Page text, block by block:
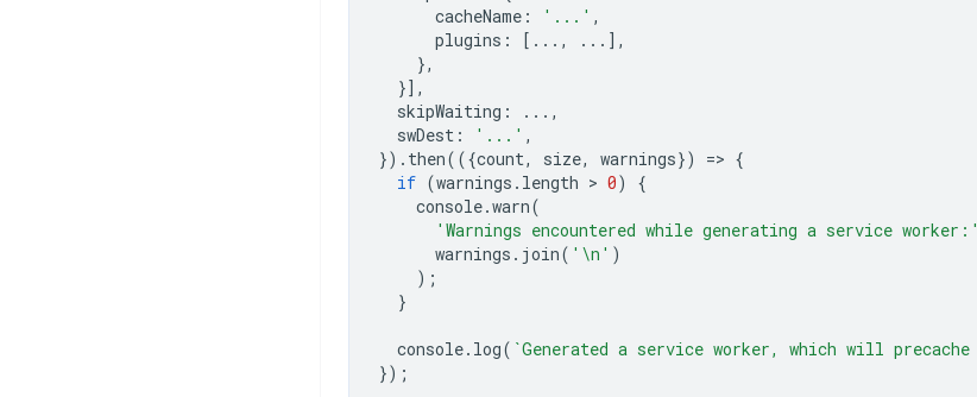
cacheName : '...' ,
plugins : [...,
...],
},
}],
skipWaiting :
...,
swDest : '...' ,
}). then(({count, size, warnings}) => {
if (warnings . length > 0)
{
console.warn(
'Warnings encountered while generating a service worker:'
warnings . join( '\n' )
);
}
console. log( `Generated a service worker, which will precache
});